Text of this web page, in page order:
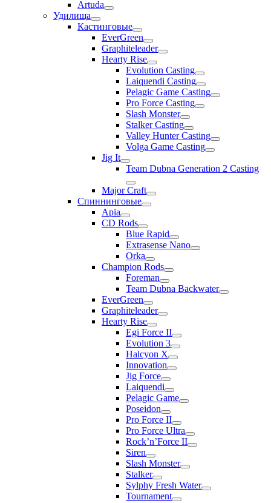
Artuda
Удилища
Кастинговые
EverGreen
Graphiteleader
Hearty Rise
Evolution Casting
Laiquendi Casting
Pelagic Game Casting
Pro Force Casting
Slash Monster
Stalker Casting
Valley Hunter Casting
Volga Game Casting
Jig It
Team Dubna Generation 2 Casting
Major Craft
Спиннинговые
Apia
CD Rods
Blue Rapid
Extrasense Nano
Orka
Champion Rods
Foreman
Team Dubna Backwater
EverGreen
Graphiteleader
Hearty Rise
Egi Force II
Evolution 3
Halcyon X
Innovation
Jig Force
Laiquendi
Pelagic Game
Poseidon
Pro Force II
Pro Force Ultra
Rock’n’Force II
Siren
Slash Monster
Stalker
Sylphy Fresh Water
Tournament